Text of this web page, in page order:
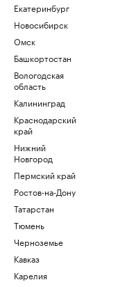
Екатеринбург
Новосибирск
Омск
Башкортостан
Вологодская
область
Калининград
Краснодарский
край
Нижний
Новгород
Пермский край
Ростов-на-Дону
Татарстан
Тюмень
Черноземье
Кавказ
Карелия